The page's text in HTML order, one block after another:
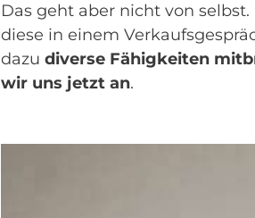
Das geht aber nicht von
diese in einem
dazu diverse Fähigkeiten
wir uns jetzt an.